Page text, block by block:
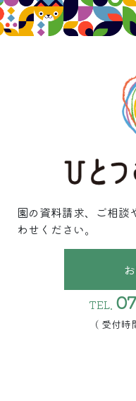
園の資料請求、ご相談
わせください。
TEL.
( 受付